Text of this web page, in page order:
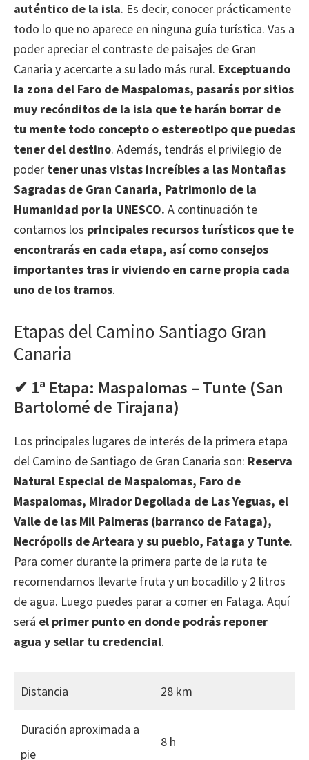
auténtico de la isla. Es decir, conocer prácticamente
todo lo que no aparece en ninguna guía turística. Vas a
poder apreciar el contraste de paisajes de Gran
Canaria y acercarte a su lado más rural. Exceptuando
la zona del Faro de Maspalomas, pasarás por sitios
muy recónditos de la isla que te harán borrar de
tu mente todo concepto o estereotipo que puedas
tener del destino. Además, tendrás el privilegio de
poder tener unas vistas increíbles a las Montañas
Sagradas de Gran Canaria, Patrimonio de la
Humanidad por la UNESCO. A continuación te
contamos los principales recursos turísticos que te
encontrarás en cada etapa, así como consejos
importantes tras ir viviendo en carne propia cada
uno de los tramos.
Etapas del Camino Santiago Gran
Canaria
✔ 1ª Etapa: Maspalomas – Tunte (San
Bartolomé de Tirajana)
Los principales lugares de interés de la primera etapa
del Camino de Santiago de Gran Canaria son: Reserva
Natural Especial de Maspalomas, Faro de
Maspalomas, Mirador Degollada de Las Yeguas, el
Valle de las Mil Palmeras (barranco de Fataga),
Necrópolis de Arteara y su pueblo, Fataga y Tunte.
Para comer durante la primera parte de la ruta te
recomendamos llevarte fruta y un bocadillo y 2 litros
de agua. Luego puedes parar a comer en Fataga. Aquí
será el primer punto en donde podrás reponer
agua y sellar tu credencial.
Distancia 28 km
Duración aproximada a
pie
8 h